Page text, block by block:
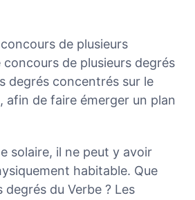
de plusieurs
de plusieurs degrés
degrés concentrés sur le
afin de faire émerger un plan
solaire, il ne peut y avoir
habitable. Que
du Verbe ? Les